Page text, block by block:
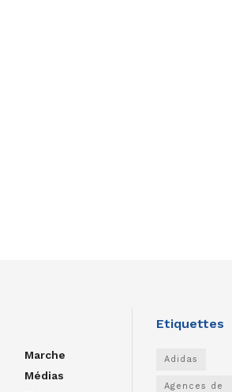
Marche
Médias
Etiquettes
Adidas
Agences de